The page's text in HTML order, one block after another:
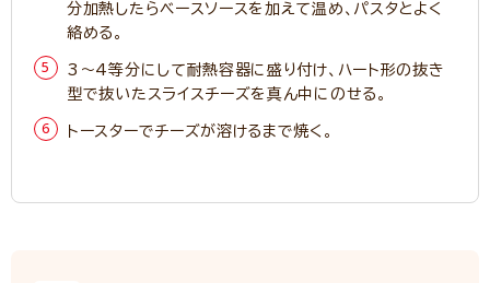
分加熱したらベースソースを加えて温め、パスタとよく
絡める。
3～4等分にして耐熱容器に盛り付け、ハート形の抜き
型で抜いたスライスチーズを真ん中にのせる。
トースターでチーズが溶けるまで焼く。